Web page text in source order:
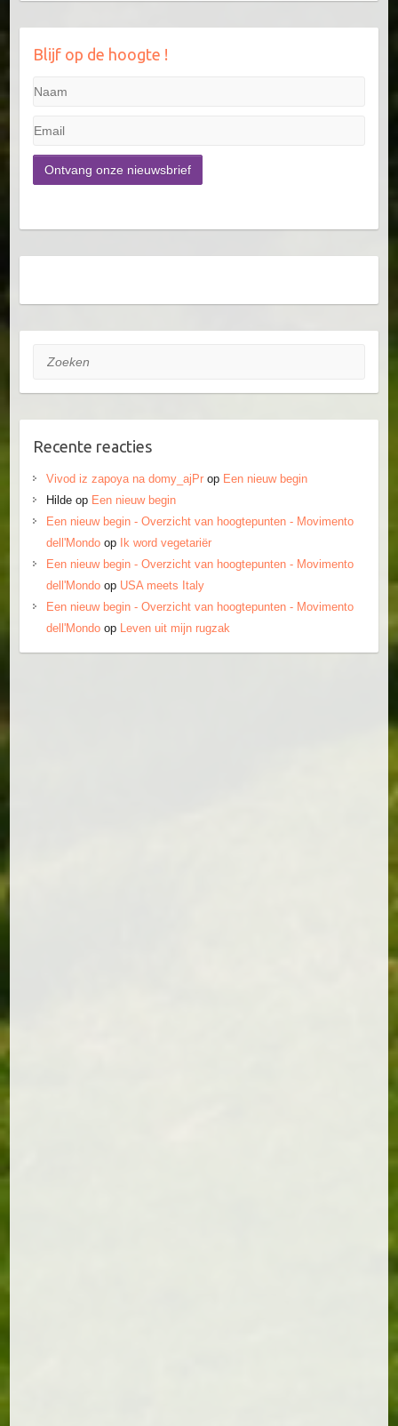
Blijf op de hoogte !
Zoeken
Recente reacties
Vivod iz zapoya na domy_ajProp Een nieuw begin
Hildeop Een nieuw begin
Een nieuw begin - Overzicht van hoogtepunten - Movimento
dell'Mondoop
Ik word vegetariër
Een nieuw begin - Overzicht van hoogtepunten - Movimento
dell'Mondoop USA meets Italy
Een nieuw begin - Overzicht van hoogtepunten - Movimento
dell'Mondoop Leven uit mijn rugzak